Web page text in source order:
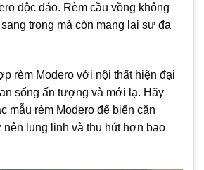
độc đáo. Rèm cầu vồng không
trọng mà còn mang lại sự đa
rèm Modero với nội thất hiện đại
sống ấn tượng và mới lạ. Hãy
mẫu rèm Modero để biến căn
nên lung linh và thu hút hơn bao